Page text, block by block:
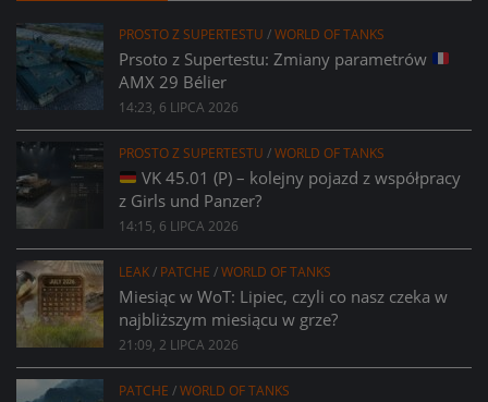
PROSTO Z SUPERTESTU /WORLD OF TANKS
Prsoto z Supertestu: Zmiany parametrów
AMX 29 Bélier
14:23, 6 LIPCA 2026
PROSTO Z SUPERTESTU /WORLD OF TANKS
VK 45.01 (P) – kolejny pojazd z współpracy
z Girls und Panzer?
14:15, 6 LIPCA 2026
LEAK/ PATCHE /WORLD OF TANKS
Miesiąc w WoT: Lipiec, czyli co nasz czeka w
najbliższym miesiącu w grze?
21:09, 2 LIPCA 2026
PATCHE /WORLD OF TANKS